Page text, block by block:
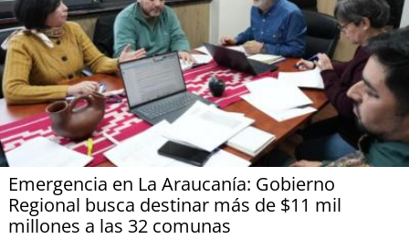
Emergencia en La Araucanía: Gobierno
Regional busca destinar más de $11 mil
millones a las 32 comunas